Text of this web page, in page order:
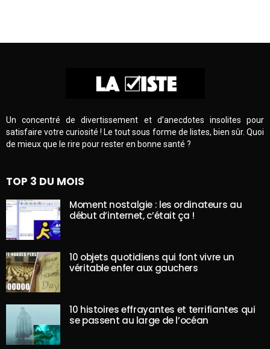
Un concentré de divertissement et d’anecdotes insolites pour
satisfaire votre curiosité ! Le tout sous forme de listes, bien sûr. Quoi
de mieux que le rire pour rester en bonne santé ?
TOP 3 DU MOIS
Moment nostalgie : les ordinateurs au
début d’internet, c’était ça !
10 objets quotidiens qui font vivre un
véritable enfer aux gauchers
10 histoires effrayantes et terrifiantes qui
se passent au large de l’océan